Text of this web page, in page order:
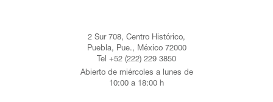
2 Sur 708, Centro Histórico,
Puebla, Pue., México 72000
Tel +52 (222) 229 3850
Abierto de miércoles a lunes de
10:00 a 18:00 h